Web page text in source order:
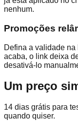
nenhum.
Promoções
Defina a validade
acaba, o link deixa
desativá-lo
Um preço
14 dias grátis para
quando quiser.